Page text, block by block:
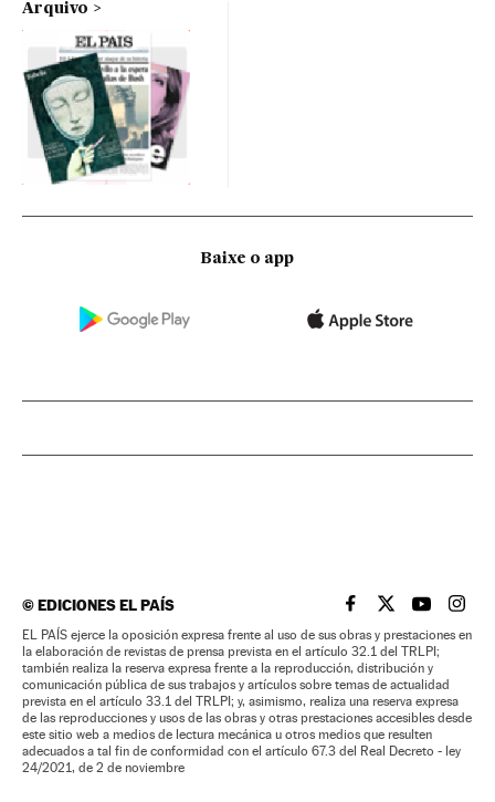
Arquivo
Baixe o app
©EDICIONES EL PAÍS EL PAÍS BRASIL EN
EL PAÍSEL PAÍS
EL
EL PAÍS ejerce la oposición expresa frente al uso de sus obras y prestaciones en
la elaboración de revistas de prensa prevista en el artículo 32.1 del TRLPI;
también realiza la reserva expresa frente a la reproducción, distribución y
comunicación pública de sus trabajos y artículos sobre temas de actualidad
prevista en el artículo 33.1 del TRLPI; y, asimismo, realiza una reserva expresa
de las reproducciones y usos de las obras y otras prestaciones accesibles desde
este sitio web a medios de lectura mecánica u otros medios que resulten
adecuados a tal fin de conformidad con el artículo 67.3 del Real Decreto - ley
24/2021, de 2 de noviembre